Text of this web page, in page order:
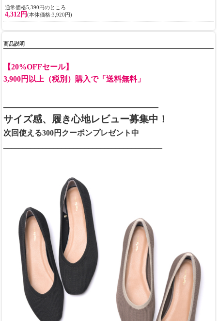
通常価格5,390円のところ
4,312円(本体価格:3,920円)
商品説明
【20%OFFセール】
3,900円以上（税別）購入で「送料無料」
サイズ感、履き心地レビュー募集中！
次回使える300円クーポンプレゼント中